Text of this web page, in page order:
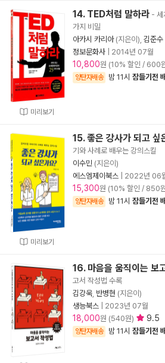
미리보기
14. TED처럼 말하라 - 세
가지 비밀
아카시 카리아(지은이), 김준수
정보문화사
2014년 07월
10,800원 (10% 할인 / 600
양탄자배송 밤 11시 잠들기전
미리보기
15. 좋은 강사가 되고 싶
기와 사례로 배우는 강의스킬
이수민 (지은이)
에스엠제이북스
2022년 06
15,300원 (10% 할인 / 850
양탄자배송 밤 11시 잠들기전
16. 마음을 움직이는 보
고서 작성법 수록
김강욱 반병현 (지은이)
생능북스
2023년 07월
18,000원 (540원) 9.5
양탄자배송 밤 11시 잠들기전